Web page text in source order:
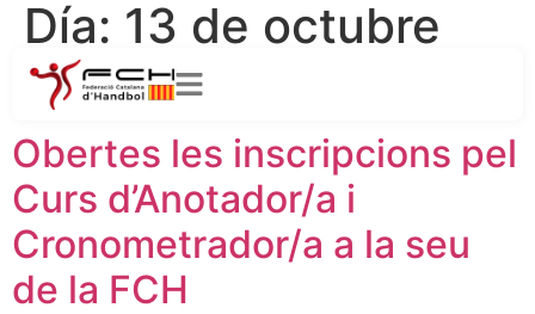
Día: 13 de octubre
de 2023
Obertes les inscripcions pel
Curs d’Anotador/a i
Cronometrador/a a la seu
de la FCH